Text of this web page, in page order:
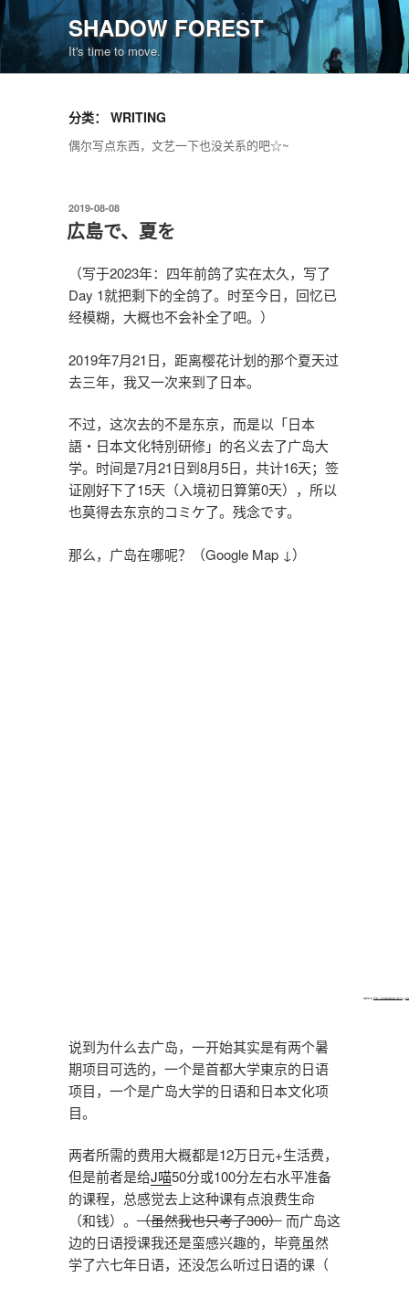
跳
至
内
容
SHADOW FOREST
It's time to move.
分类： WRITING
偶尔写点东西，文艺一下也没关系的吧☆~
发
布
于
2019-08-08
広島で、夏を
（写于2023年：四年前鸽了实在太久，写了
Day 1就把剩下的全鸽了。时至今日，回忆已
经模糊，大概也不会补全了吧。）
2019年7月21日，距离樱花计划的那个夏天过
去三年，我又一次来到了日本。
不过，这次去的不是东京，而是以「日本
語・日本文化特別研修」的名义去了广岛大
学。时间是7月21日到8月5日，共计16天；签
证刚好下了15天（入境初日算第0天），所以
也莫得去东京的コミケ了。残念です。
那么，广岛在哪呢？（Google Map ↓）
Powered by https://embedgooglemaps.com/it/ &
说到为什么去广岛，一开始其实是有两个暑
期项目可选的，一个是首都大学東京的日语
项目，一个是广岛大学的日语和日本文化项
目。
两者所需的费用大概都是12万日元+生活费，
但是前者是给J喵50分或100分左右水平准备
的课程，总感觉去上这种课有点浪费生命
（和钱）。（虽然我也只考了300）而广岛这
边的日语授课我还是蛮感兴趣的，毕竟虽然
学了六七年日语，还没怎么听过日语的课（